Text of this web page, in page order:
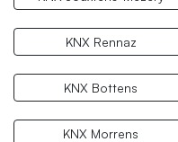
KNX Rennaz
KNX Bottens
KNX Morrens